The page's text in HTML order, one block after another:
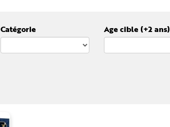
Catégorie Age cible (+2 ans)